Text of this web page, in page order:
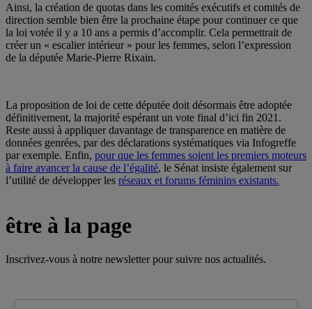
Ainsi, la création de quotas dans les comités exécutifs et comités de
direction semble bien être la prochaine étape pour continuer ce que
la loi votée il y a 10 ans a permis d’accomplir. Cela permettrait de
créer un « escalier intérieur » pour les femmes, selon l’expression
de la députée Marie-Pierre Rixain.
La proposition de loi de cette députée doit désormais être adoptée
définitivement, la majorité espérant un vote final d’ici fin 2021.
Reste aussi à appliquer davantage de transparence en matière de
données genrées, par des déclarations systématiques via Infogreffe
par exemple. Enfin, pour que les femmes soient les premiers moteurs
à faire avancer la cause de l’égalité, le Sénat insiste également sur
l’utilité de développer les réseaux et forums féminins existants.
être à la page
Inscrivez-vous à notre newsletter pour suivre nos actualités.